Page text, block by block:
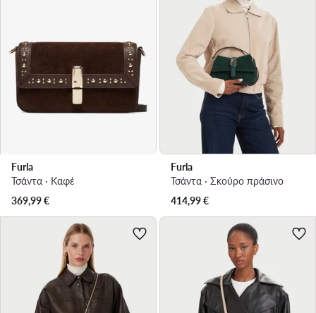
Furla
Τσάντα · Καφέ
369,99€
Furla
Τσάντα · Σκούρο πράσινο
414,99€